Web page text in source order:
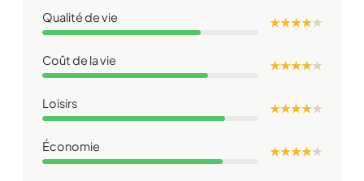
Qualité de vie ★ ★ ★ ★★
Coût de la vie ★ ★ ★ ★★
Loisirs ★ ★ ★ ★★
Économie ★ ★ ★ ★★